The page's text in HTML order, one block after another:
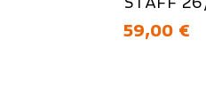
STAFF
Prix
59,00 €